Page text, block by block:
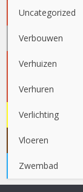
Uncategorized
Verbouwen
Verhuizen
Verhuren
Verlichting
Vloeren
Zwembad